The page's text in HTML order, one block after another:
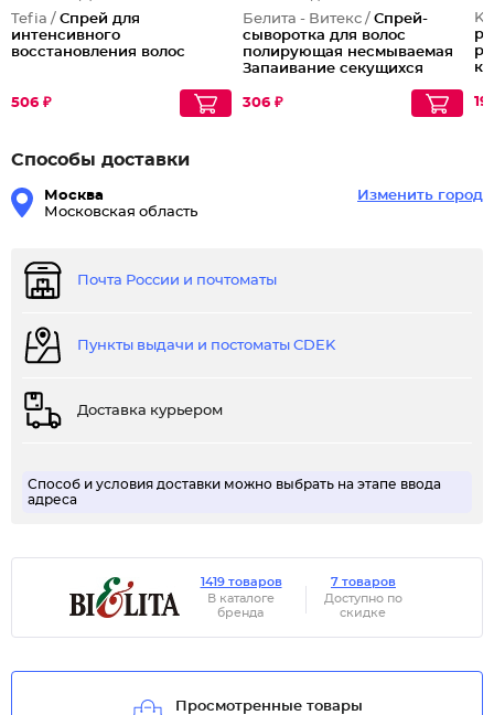
Tefia / Спрей для
интенсивного
восстановления волос
506 ₽
Белита - Витекс / Спрей-
сыворотка для волос
полирующая несмываемая
Запаивание секущихся
306 ₽
Способы доставки
Москва
Московская область
Изменить город
Почта России и почтоматы
Пункты выдачи и постоматы CDEK
Доставка курьером
Способ и условия доставки можно выбрать на этапе ввода
адреса
1419 товаров
В каталоге
бренда
7 товаров
Доступно по
скидке
Просмотренные товары